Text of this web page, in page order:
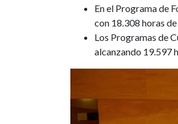
En el Programa de
con 18.308 horas
Los Programas de
alcanzando 19.597